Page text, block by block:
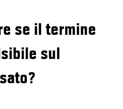
se il termine
sul